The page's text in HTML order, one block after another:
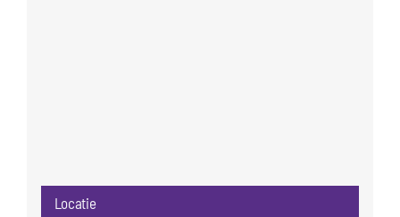
Locatie